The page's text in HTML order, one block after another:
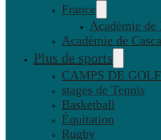
France
Académie
Académie de
Plus de sports
CAMPS DE GOLF
stages de Tennis
Basketball
Équitation
Rugby